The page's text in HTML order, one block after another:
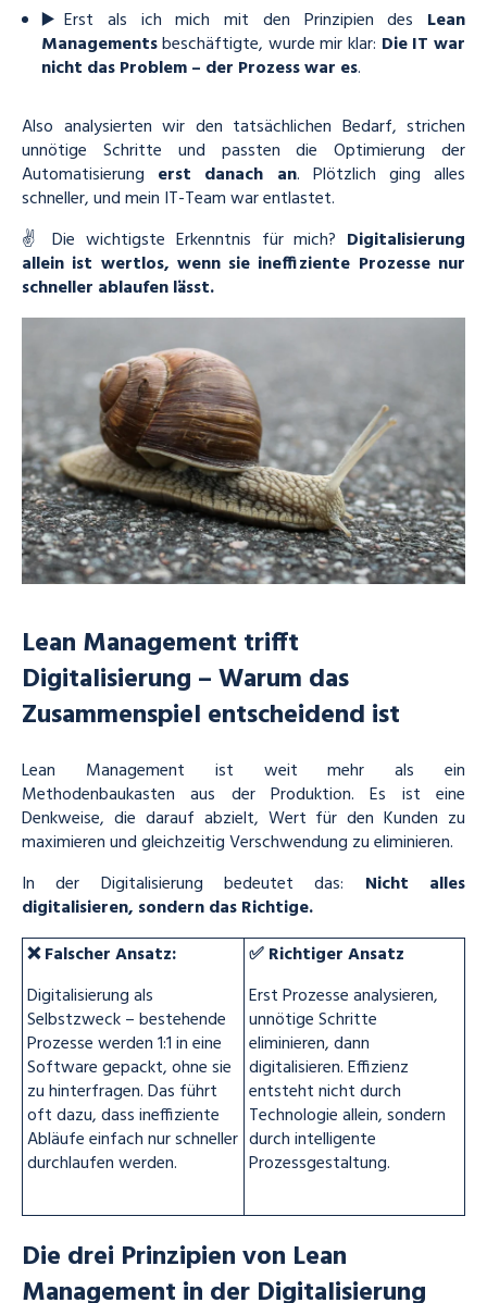
▶️Erst als ich mich mit den Prinzipien des Lean
Managementsbeschäftigte, wurde mir klar: Die IT war
nicht das Problem – der Prozess war es.
Also analysierten wir den tatsächlichen Bedarf, strichen
unnötige Schritte und passten die Optimierung der
Automatisierung erst danach an. Plötzlich ging alles
schneller, und mein IT-Team war entlastet.
✌ Die wichtigste Erkenntnis für mich? Digitalisierung
allein ist wertlos, wenn sie ineffiziente Prozesse nur
schneller ablaufen lässt.
Lean Management trifft
Digitalisierung – Warum das
Zusammenspiel entscheidend ist
Lean Management ist weit mehr als ein
Methodenbaukasten aus der Produktion. Es ist eine
Denkweise, die darauf abzielt, Wert für den Kunden zu
maximieren und gleichzeitig Verschwendung zu eliminieren.
In der Digitalisierung bedeutet das:
Nicht alles
digitalisieren, sondern das Richtige.
❌ Falscher Ansatz:
Digitalisierung als
Selbstzweck – bestehende
Prozesse werden 1:1 in eine
Software gepackt, ohne sie
zu hinterfragen. Das führt
oft dazu, dass ineffiziente
Abläufe einfach nur schneller
durchlaufen werden.
✅ Richtiger Ansatz
Erst Prozesse analysieren,
unnötige Schritte
eliminieren, dann
digitalisieren. Effizienz
entsteht nicht durch
Technologie allein, sondern
durch intelligente
Prozessgestaltung.
Die drei Prinzipien von Lean
Management in der Digitalisierung